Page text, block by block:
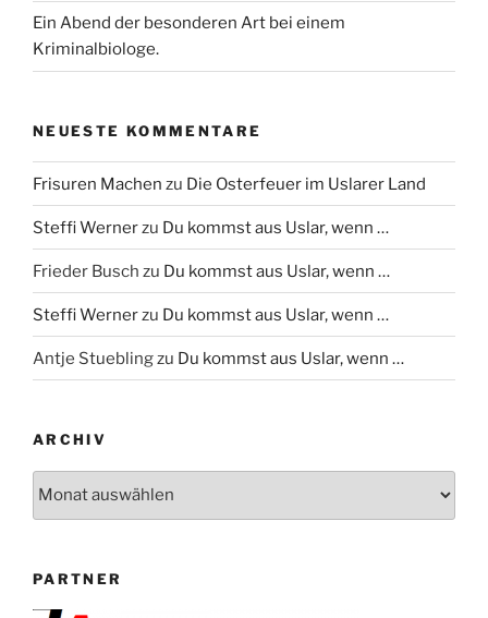
Ein Abend der besonderen Art bei einem
Kriminalbiologe.
NEUESTE KOMMENTARE
Frisuren Machen zu Die Osterfeuer im Uslarer Land
Steffi Wernerzu Du kommst aus Uslar, wenn …
Frieder Busch zu Du kommst aus Uslar, wenn …
Steffi Wernerzu Du kommst aus Uslar, wenn …
Antje Stueblingzu Du kommst aus Uslar, wenn …
ARCHIV
PARTNER